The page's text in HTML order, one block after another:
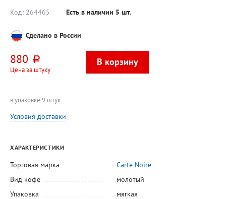
Код: 264465 Есть в наличии 5 шт.
Сделано в России
880 руб.
Цена за штуку
в упаковке 9 штук
Условия доставки
ХАРАКТЕРИСТИКИ
Торговая марка
Carte Noire
Вид кофе
молотый
Упаковка
мягкая